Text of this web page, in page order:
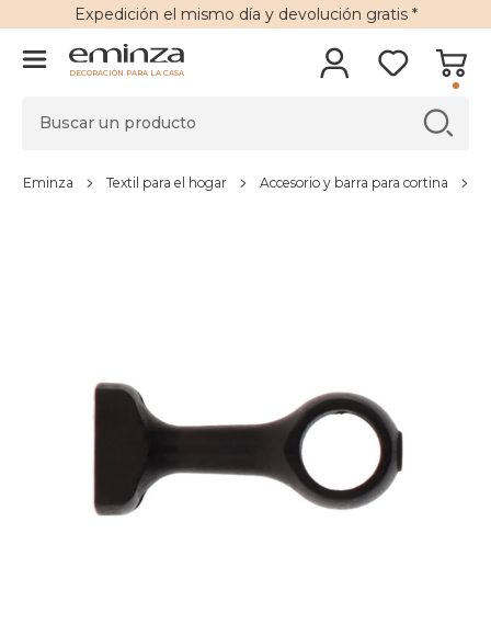
Expedición el mismo día y devolución gratis*
DECORACIÓN PARA LA CASA
Eminza Textil para el hogar Accesorio y barra para cortina